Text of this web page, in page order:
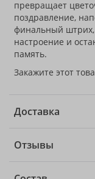
превращает
поздравление,
финальный штрих,
настроение и
память.
Закажите этот
Доставка
Отзывы